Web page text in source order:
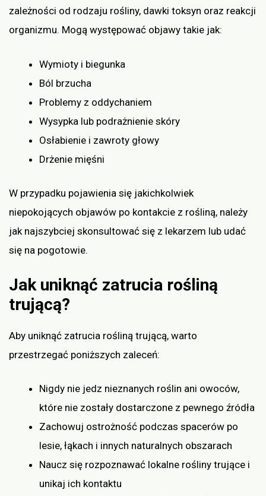
zależności od rodzaju rośliny, dawki toksyn oraz reakcji
organizmu. Mogą występować objawy takie jak:
Wymioty i biegunka
Ból brzucha
Problemy z oddychaniem
Wysypka lub podrażnienie skóry
Osłabienie i zawroty głowy
Drżenie mięśni
W przypadku pojawienia się jakichkolwiek
niepokojących objawów po kontakcie z rośliną, należy
jak najszybciej skonsultować się z lekarzem lub udać
się na pogotowie.
Jak uniknąć zatrucia rośliną
trującą?
Aby uniknąć zatrucia rośliną trującą, warto
przestrzegać poniższych zaleceń:
Nigdy nie jedz nieznanych roślin ani owoców,
które nie zostały dostarczone z pewnego źródła
Zachowuj ostrożność podczas spacerów po
lesie, łąkach i innych naturalnych obszarach
Naucz się rozpoznawać lokalne rośliny trujące i
unikaj ich kontaktu